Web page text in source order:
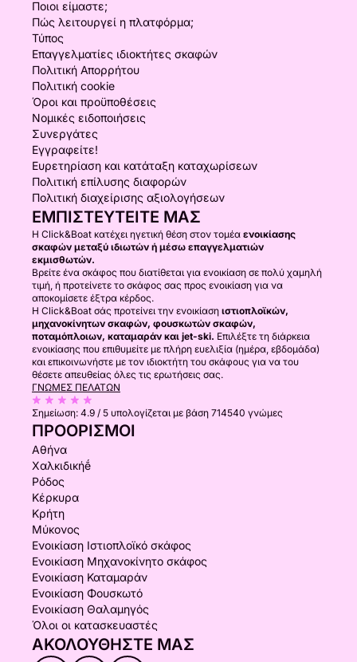
Ποιοι είμαστε;
Πώς λειτουργεί η πλατφόρμα;
Τύπος
Επαγγελματίες ιδιοκτήτες σκαφών
Πολιτική Απορρήτου
Πολιτική cookie
Όροι και προϋποθέσεις
Νομικές ειδοποιήσεις
Συνεργάτες
Εγγραφείτε!
Ευρετηρίαση και κατάταξη καταχωρίσεων
Πολιτική επίλυσης διαφορών
Πολιτική διαχείρισης αξιολογήσεων
ΕΜΠΙΣΤΕΥΤΕΊΤΕ ΜΑΣ
Η Click&Boat κατέχει ηγετική θέση στον τομέα ενοικίασης
σκαφών μεταξύ ιδιωτών ή μέσω επαγγελματιών
εκμισθωτών.
Βρείτε ένα σκάφος που διατίθεται για ενοικίαση σε πολύ χαμηλή
τιμή, ή προτείνετε το σκάφος σας προς ενοικίαση για να
αποκομίσετε έξτρα κέρδος.
Η Click&Boat σάς προτείνει την ενοικίαση ιστιοπλοϊκών,
μηχανοκίνητων σκαφών, φουσκωτών σκαφών,
ποταμόπλοιων, καταμαράν και jet-ski. Επιλέξτε τη διάρκεια
ενοικίασης που επιθυμείτε με πλήρη ευελιξία (ημέρα, εβδομάδα)
και επικοινωνήστε με τον ιδιοκτήτη του σκάφους για να του
θέσετε απευθείας όλες τις ερωτήσεις σας.
ΓΝΏΜΕΣ ΠΕΛΑΤΏΝ
Σημείωση: 4.9 / 5 υπολογίζεται με βάση 714540 γνώμες
ΠΡΟΟΡΙΣΜΟΊ
Αθήνα
Χαλκιδικήḗ
Ρόδος
Κέρκυρα
Κρήτη
Μύκονος
Ενοικίαση Ιστιοπλοϊκό σκάφος
Ενοικίαση Μηχανοκίνητο σκάφος
Ενοικίαση Καταμαράν
Ενοικίαση Φουσκωτό
Ενοικίαση Θαλαμηγός
Όλοι οι κατασκευαστές
ΑΚΟΛΟΥΘΉΣΤΕ ΜΑΣ